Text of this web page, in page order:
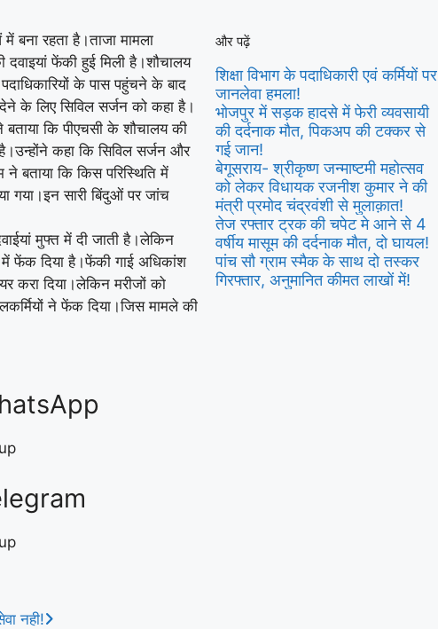
बना रहता है।ताजा मामला
फेंकी हुई मिली है।शौचालय
के पास पहुंचने के बाद
के लिए सिविल सर्जन को कहा है।
कि पीएचसी के शौचालय की
कहा कि सिविल सर्जन और
बताया कि किस परिस्थिति में
गया।इन सारी बिंदुओं पर जांच
मुफ्त में दी जाती है।लेकिन
में फेंक दिया है।फेंकी गाई अधिकांश
करा दिया।लेकिन मरीजों को
ने फेंक दिया।जिस मामले की
नही!
और पढ़ें
शिक्षा विभाग के पदाधिकारी एवं कर्मियों पर
जानलेवा हमला!
भोजपुर में सड़क हादसे में फेरी व्यवसायी
की दर्दनाक मौत, पिकअप की टक्कर से
गई जान!
बेगूसराय- श्रीकृष्ण जन्माष्टमी महोत्सव
को लेकर विधायक रजनीश कुमार ने की
मंत्री प्रमोद चंद्रवंशी से मुलाक़ात!
तेज रफ्तार ट्रक की चपेट मे आने से 4
वर्षीय मासूम की दर्दनाक मौत, दो घायल!
पांच सौ ग्राम स्मैक के साथ दो तस्कर
गिरफ्तार, अनुमानित कीमत लाखों में!